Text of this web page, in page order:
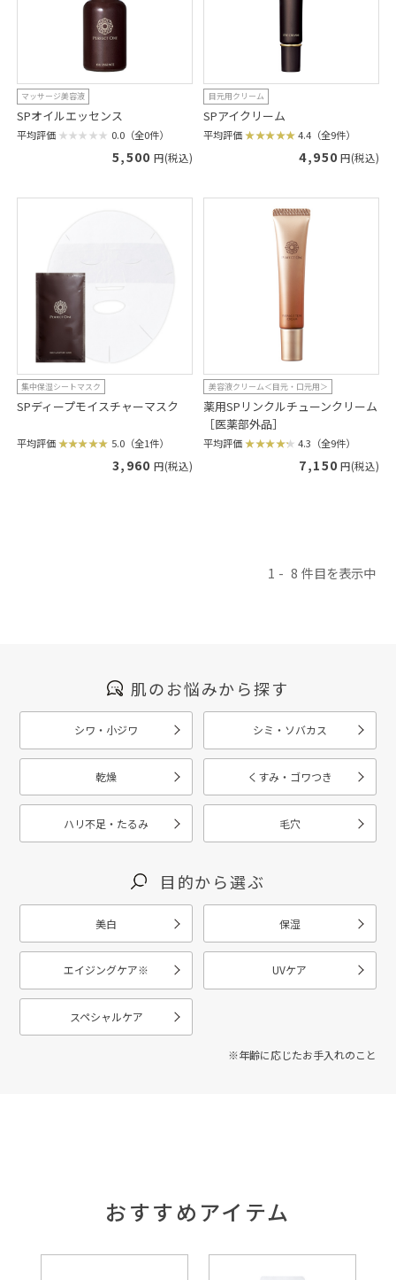
マッサージ美容液
SPオイルエッセンス
平均評価 0.0（全0件）
5,500 円(税込)
目元用クリーム
SPアイクリーム
平均評価 4.4（全9件）
4,950 円(税込)
集中保湿シートマスク
SPディープモイスチャーマスク
平均評価 5.0（全1件）
3,960 円(税込)
美容液クリーム＜目元・口元用＞
薬用SPリンクルチューンクリーム
［医薬部外品］
平均評価 4.3（全9件）
7,150 円(税込)
1 8
肌のお悩みから探す
シワ・小ジワ シミ・ソバカス
乾燥 くすみ・ゴワつき
ハリ不足・たるみ 毛穴
目的から選ぶ
美白 保湿
エイジングケア※ UVケア
スペシャルケア
※年齢に応じたお手入れのこと
おすすめアイテム